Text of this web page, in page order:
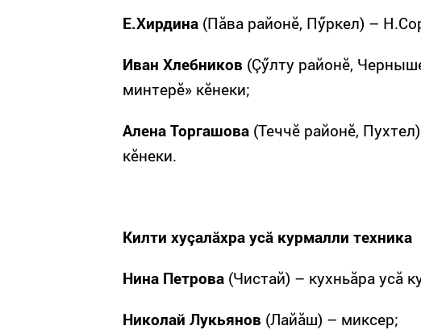
Е.Хирдина (Пăва районӗ, Пӳркел) –
Иван Хлебников (Çӳлту районӗ,
минтерӗ» кӗнеки;
Алена Торгашова (Теччӗ районӗ,
кӗнеки.
Килти хуçалăхра усă курмалли техника
Нина Петрова (Чистай) – кухньăра усă
Николай Лукьянов (Лайăш) – миксер;